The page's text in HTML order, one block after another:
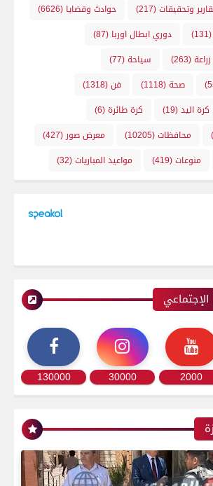
وتحقيقات(217) حوادث وقضايا (6626)
(131) دوري ابطال اوربا (87)
زراعة(263) سياحة(77)
صحة(1118) فن(1318)
كرة اليد(19) كرة طائرة(6)
محافظات(10205) معرض صور (427)
منوعات(419) مواعيد المباريات(32)
2000
30000
130000
بطلاً لكأس الكونفدرالية
الثانية في تاريخه